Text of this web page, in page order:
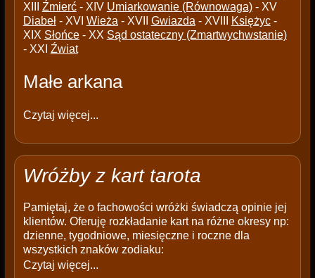
XIII Źmierć- XIV Umiarkowanie (Równowaga)- XV
Diabeł- XVI Wieża - XVII Gwiazda - XVIII Księżyc-
XIX Słońce- XX Sąd ostateczny (Zmartwychwstanie)
- XXI Źwiat
Małe arkana
Czytaj więcej...
Wróżby z kart tarota
Pamiętaj, że o fachowości wróżki świadczą opinie jej
klientów. Oferuję rozkładanie kart na różne okresy np:
dzienne, tygodniowe, miesięczne i roczne dla
wszystkich znaków zodiaku:
Czytaj więcej...